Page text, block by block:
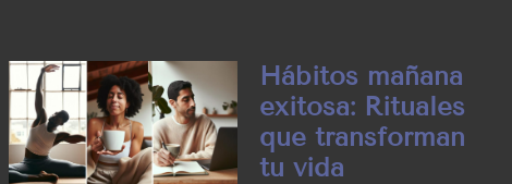
Hábitos mañana
exitosa: Rituales
que transforman
tu vida